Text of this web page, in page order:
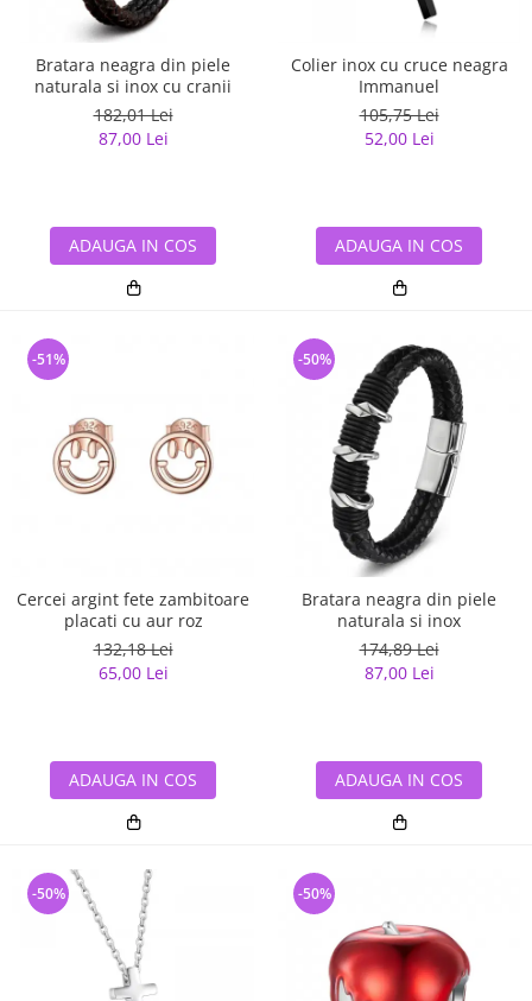
Bratara neagra din piele
naturala si inox cu cranii
182,01 Lei
87,00 Lei
ADAUGA IN COS
Colier inox cu cruce neagra
Immanuel
105,75 Lei
52,00 Lei
ADAUGA IN COS
Cercei argint fete zambitoare
placati cu aur roz
132,18 Lei
65,00 Lei
-51%
ADAUGA IN COS
Bratara neagra din piele
naturala si inox
174,89 Lei
87,00 Lei
-50%
ADAUGA IN COS
-50% -50%